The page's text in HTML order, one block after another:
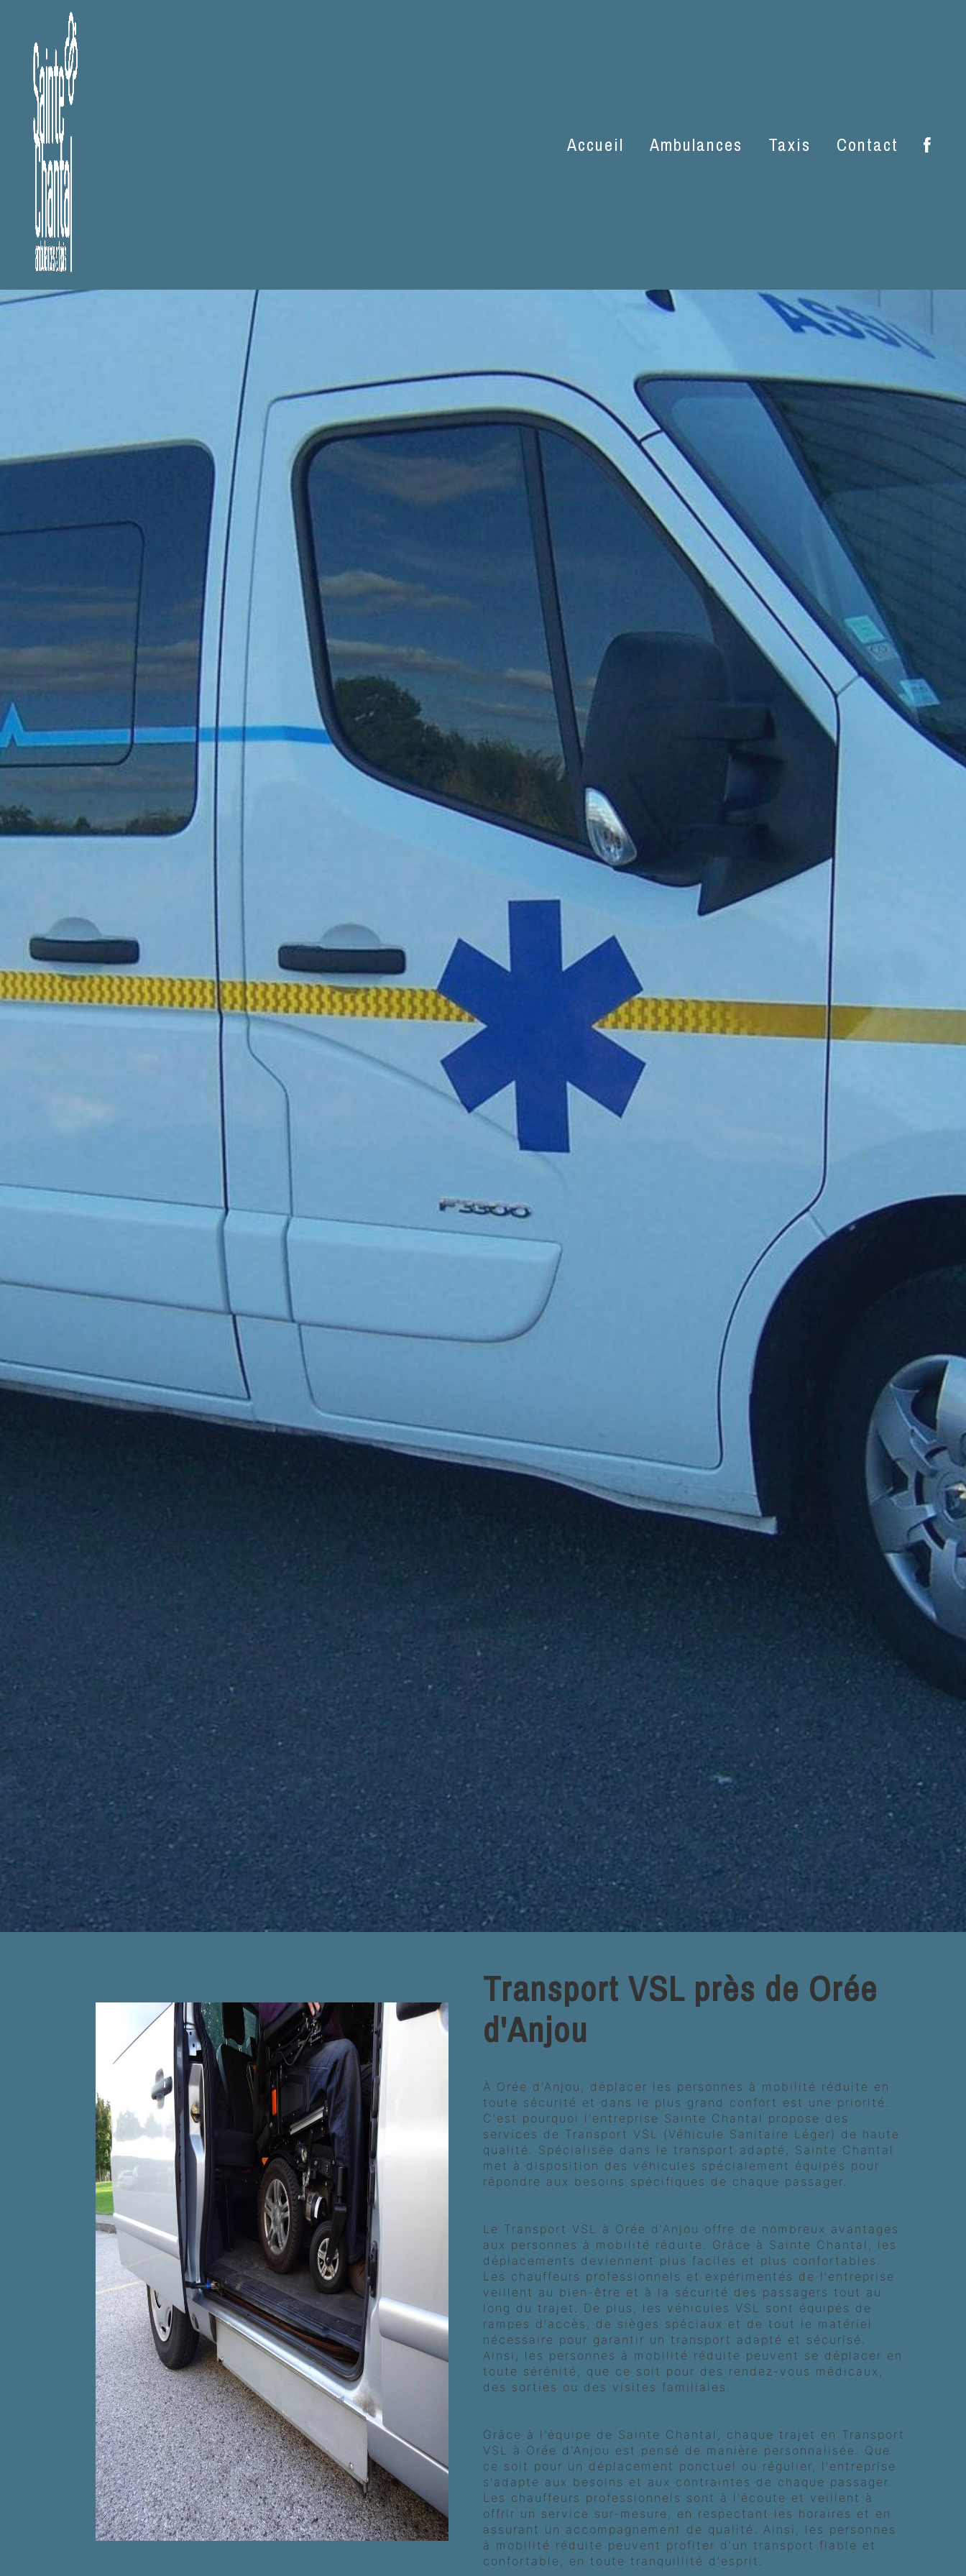
Accueil Ambulances Taxis Contact
Transport VSL près de Orée
d'Anjou
À Orée d'Anjou, déplacer les personnes à mobilité réduite en
toute sécurité et dans le plus grand confort est une priorité.
C'est pourquoi l'entreprise Sainte Chantal propose des
services de Transport VSL (Véhicule Sanitaire Léger) de haute
qualité. Spécialisée dans le transport adapté, Sainte Chantal
met à disposition des véhicules spécialement équipés pour
répondre aux besoins spécifiques de chaque passager.
Le Transport VSL à Orée d'Anjou offre de nombreux avantages
aux personnes à mobilité réduite. Grâce à Sainte Chantal, les
déplacements deviennent plus faciles et plus confortables.
Les chauffeurs professionnels et expérimentés de l'entreprise
veillent au bien-être et à la sécurité des passagers tout au
long du trajet. De plus, les véhicules VSL sont équipés de
rampes d'accès, de sièges spéciaux et de tout le matériel
nécessaire pour garantir un transport adapté et sécurisé.
Ainsi, les personnes à mobilité réduite peuvent se déplacer en
toute sérénité, que ce soit pour des rendez-vous médicaux,
des sorties ou des visites familiales.
Grâce à l'équipe de Sainte Chantal, chaque trajet en Transport
VSL à Orée d'Anjou est pensé de manière personnalisée. Que
ce soit pour un déplacement ponctuel ou régulier, l'entreprise
s'adapte aux besoins et aux contraintes de chaque passager.
Les chauffeurs professionnels sont à l'écoute et veillent à
offrir un service sur-mesure, en respectant les horaires et en
assurant un accompagnement de qualité. Ainsi, les personnes
à mobilité réduite peuvent profiter d'un transport fiable et
confortable, en toute tranquillité d'esprit.
Panneau de gestion des cookies